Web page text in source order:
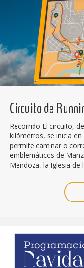
Circuito de
Recorrido El circuito,
kilómetros, se inicia
permite caminar o
emblemáticos de
Mendoza, la Iglesia de